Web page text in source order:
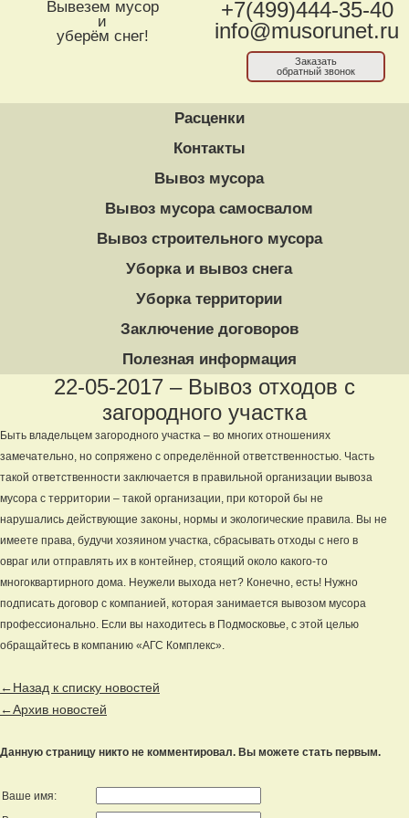
Вывезем мусор
и
уберём снег!
+7(499)444-35-40
info@musorunet.ru
Заказать
обратный звонок
Расценки
Контакты
Вывоз мусора
Вывоз мусора самосвалом
Вывоз строительного мусора
Уборка и вывоз снега
Уборка территории
Заключение договоров
Полезная информация
22-05-2017 – Вывоз отходов с
загородного участка
Быть владельцем загородного участка – во многих отношениях
замечательно, но сопряжено с определённой ответственностью. Часть
такой ответственности заключается в правильной организации вывоза
мусора с территории – такой организации, при которой бы не
нарушались действующие законы, нормы и экологические правила. Вы не
имеете права, будучи хозяином участка, сбрасывать отходы с него в
овраг или отправлять их в контейнер, стоящий около какого-то
многоквартирного дома. Неужели выхода нет? Конечно, есть! Нужно
подписать договор с компанией, которая занимается вывозом мусора
профессионально. Если вы находитесь в Подмосковье, с этой целью
обращайтесь в компанию «АГС Комплекс».
←Назад к списку новостей
←Архив новостей
Данную страницу никто не комментировал. Вы можете стать первым.
Ваше имя: